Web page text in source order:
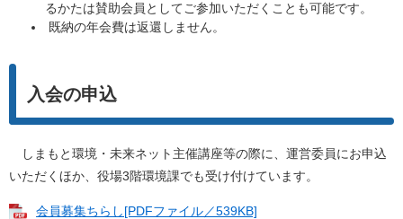
るかたは賛助会員としてご参加いただくことも可能です。
既納の年会費は返還しません。
入会の申込
しまもと環境・未来ネット主催講座等の際に、運営委員にお申込
いただくほか、役場3階環境課でも受け付けています。
会員募集ちらし[PDFファイル／539KB]